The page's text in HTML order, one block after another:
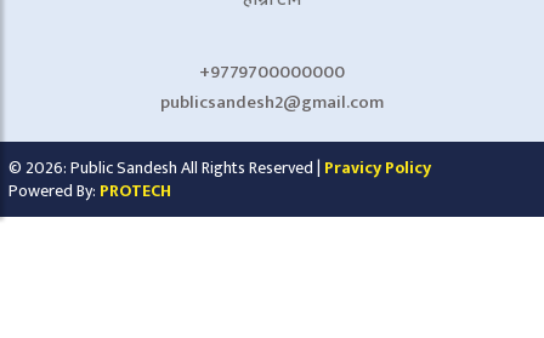
+9779700000000
publicsandesh2@gmail.com
© 2026: Public Sandesh All Rights Reserved | Pravicy Policy
Powered By: PROTECH